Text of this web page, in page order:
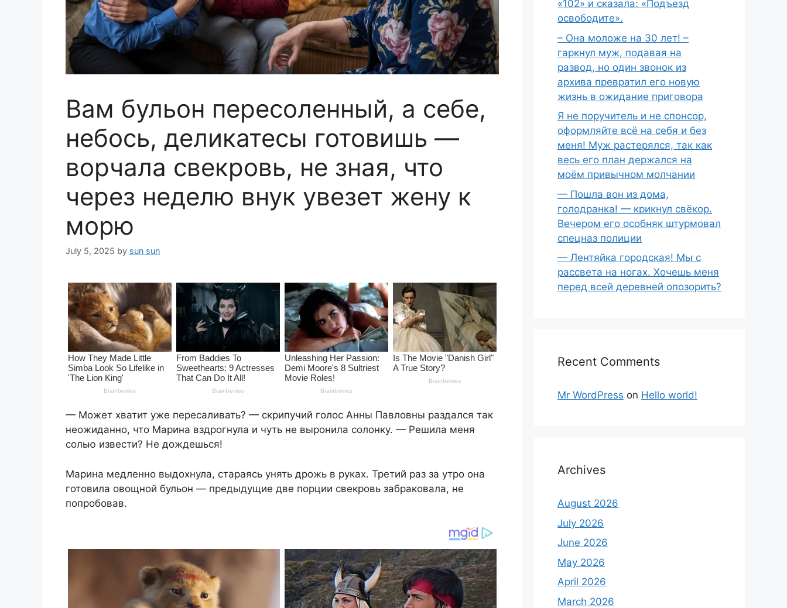
Вам бульон пересоленный, а себе,
небось, деликатесы готовишь —
ворчала свекровь, не зная, что
через неделю внук увезет жену к
морю
July 5, 2025 by sun sun
— Может хватит уже пересаливать? — скрипучий голос Анны Павловны раздался так
неожиданно, что Марина вздрогнула и чуть не выронила солонку. — Решила меня
солью извести? Не дождешься!
Марина медленно выдохнула, стараясь унять дрожь в руках. Третий раз за утро она
готовила овощной бульон — предыдущие две порции свекровь забраковала, не
попробовав.
«102» и сказала: «Подъезд
освободите».
– Она моложе на 30 лет! –
гаркнул муж, подавая на
развод, но один звонок из
архива превратил его новую
жизнь в ожидание приговора
Я не поручитель и не спонсор,
оформляйте всё на себя и без
меня! Муж растерялся, так как
весь его план держался на
моём привычном молчании
— Пошла вон из дома,
голодранка! — крикнул свёкор.
Вечером его особняк штурмовал
спецназ полиции
— Лентяйка городская! Мы с
рассвета на ногах. Хочешь меня
перед всей деревней опозорить?
Recent Comments
Mr WordPress on Hello world!
Archives
August 2026
July 2026
June 2026
May 2026
April 2026
March 2026